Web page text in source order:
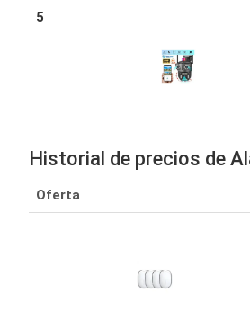
5
Historial de precios de
Oferta